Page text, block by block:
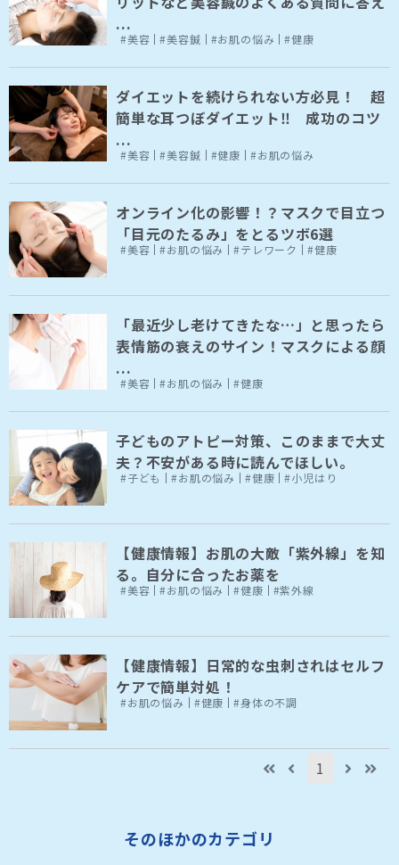
...
#美容 #美容鍼 #お肌の悩み #健康
ダイエットを続けられない方必見！ 超
簡単な耳つぼダイエット‼ 成功のコツ
...
#美容 #美容鍼 #健康 #お肌の悩み
オンライン化の影響！？マスクで目立つ
「目元のたるみ」をとるツボ6選
#美容 #お肌の悩み #テレワーク #健康
「最近少し老けてきたな…」と思ったら
表情筋の衰えのサイン！マスクによる顔
...
#美容 #お肌の悩み #健康
子どものアトピー対策、このままで大丈
夫？不安がある時に読んでほしい。
#子ども #お肌の悩み #健康 #小児はり
【健康情報】お肌の大敵「紫外線」を知
る。自分に合ったお薬を
#美容 #お肌の悩み #健康 #紫外線
【健康情報】日常的な虫刺されはセルフ
ケアで簡単対処！
#お肌の悩み #健康 #身体の不調
1
そのほかのカテゴリ